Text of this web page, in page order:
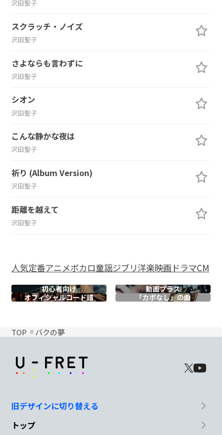
沢田聖子
スクラッチ・ノイズ
沢田聖子
さよならも言わずに
沢田聖子
シオン
沢田聖子
こんな静かな夜は
沢田聖子
祈り (Album Version)
沢田聖子
距離を越えて
沢田聖子
人気定番アニメボカロ童謡ジブリ洋楽映画ドラマCM
初心者向け
動画プラス
オフィシャルコード譜 「カポなし」の曲
TOP バクの夢
旧デザインに切り替える
トップ